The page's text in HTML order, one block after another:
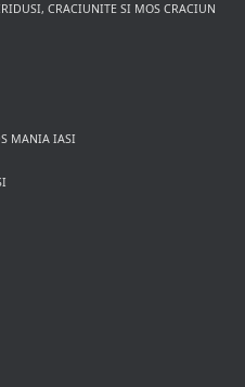
CRACIUNITE SI MOS CRACIUN
MANIA IASI